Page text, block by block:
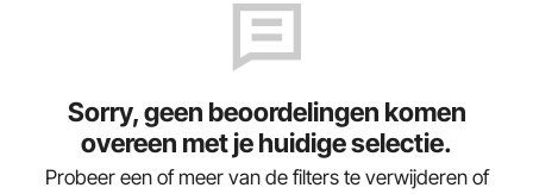
Sorry, geen beoordelingen komen
overeen met je huidige selectie.
Probeer een of meer van de filters te verwijderen of